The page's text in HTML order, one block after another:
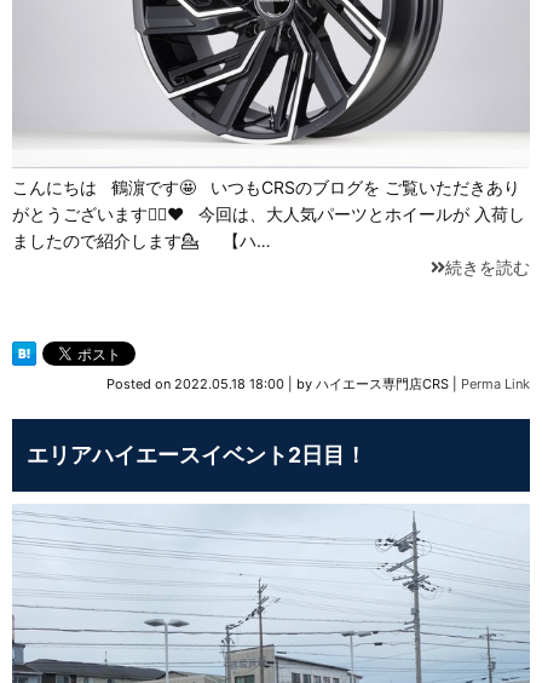
こんにちは 鶴濵です🤩 いつもCRSのブログを ご覧いただきあり
がとうございます🙇‍♀️❤ 今回は、大人気パーツとホイールが 入荷し
ましたので紹介します💁 【ハ…
続きを読む
Posted on 2022.05.18 18:00 by ハイエース専門店CRS Perma Link
エリアハイエースイベント2日目！